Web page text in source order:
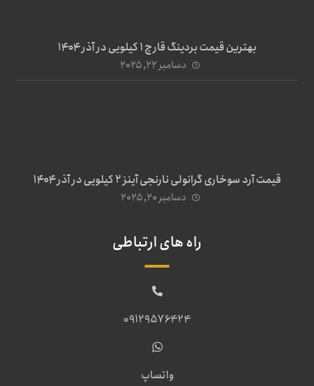
بهترین قیمت بردینگ قارچ 1 کیلویی در آذر ۱۴۰۴
دسامبر ۲۲, ۲۰۲۵
قیمت آرد سوخاری گرانولی نارنجی آینز ۲ کیلویی در آذر ۱۴۰۴
دسامبر ۲۰, ۲۰۲۵
راه های ارتباطی
09129576424
واتساپ